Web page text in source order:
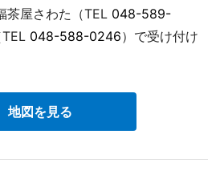
茶屋さわた（TEL 048-589-
048-588-0246）で受け付け
地図を見る